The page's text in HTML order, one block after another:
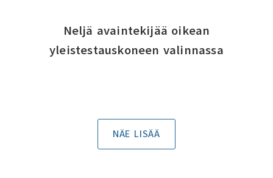
Neljä avaintekijää oikean
yleistestauskoneen valinnassa
NÄE LISÄÄ